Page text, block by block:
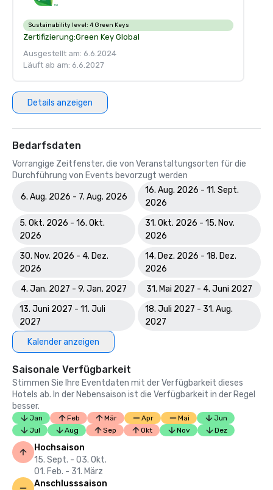
Sustainability level: 4 Green Keys
Zertifizierung:Green Key Global
Ausgestellt am: 6.6.2024
Läuft ab am: 6.6.2027
Details anzeigen
Bedarfsdaten
Vorrangige Zeitfenster, die von Veranstaltungsorten für die
Durchführung von Events bevorzugt werden
6. Aug. 2026 - 7. Aug. 2026
16. Aug. 2026 - 11. Sept.
2026
5. Okt. 2026 - 16. Okt.
2026
31. Okt. 2026 - 15. Nov.
2026
30. Nov. 2026 - 4. Dez.
2026
14. Dez. 2026 - 18. Dez.
2026
4. Jan. 2027 - 9. Jan. 2027
31. Mai 2027 - 4. Juni 2027
13. Juni 2027 - 11. Juli
2027
18. Juli 2027 - 31. Aug.
2027
Kalender anzeigen
Saisonale Verfügbarkeit
Stimmen Sie Ihre Eventdaten mit der Verfügbarkeit dieses
Hotels ab. In der Nebensaison ist die Verfügbarkeit in der Regel
besser.
Jan Feb Mär Apr Mai
Jun
Jul
Aug Sep Okt Nov Dez
Hochsaison
15. Sept. - 03. Okt.
01. Feb. - 31. März
Anschlusssaison